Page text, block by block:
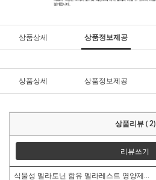
상품상세 상품정보제공
상품상세 상품정보제공
상품리뷰 ( 2)
리뷰쓰기
식물성 멜라토닌 함유 멜라레스트 영양제...